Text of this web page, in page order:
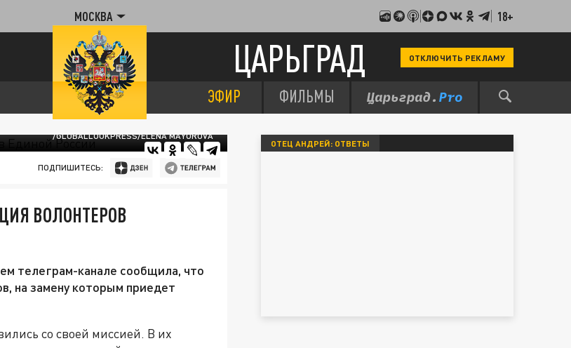
МОСКВА 18+
ЦАРЬГРАД ОТКЛЮЧИТЬ РЕКЛАМУ
ЭФИР ФИЛЬМЫ
/GLOBALLOOKPRESS/ELENA MAYOROVA
ПОДПИШИТЕСЬ:
ВОЛОНТЕРОВ
телеграм-канале сообщила, что
на замену которым приедет
со своей миссией. В их
ОТЕЦ АНДРЕЙ: ОТВЕТЫ